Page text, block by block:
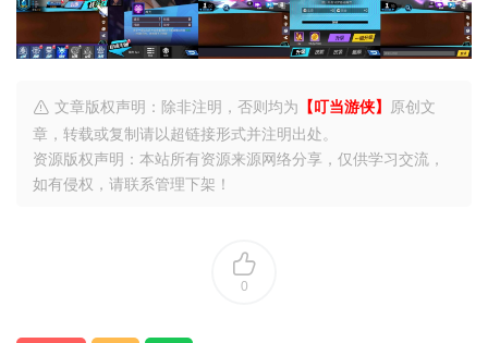
文章版权声明：除非注明，否则均为 【叮当游侠】
原创文
章，转载或复制请以超链接形式并注明出处。
资源版权声明：本站所有资源来源网络分享，仅供学习交流，
如有侵权，请联系管理下架！
0